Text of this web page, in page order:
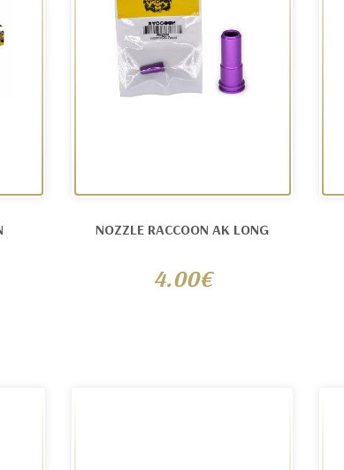
NOZZLE RACCOON AK LONG
4.00€